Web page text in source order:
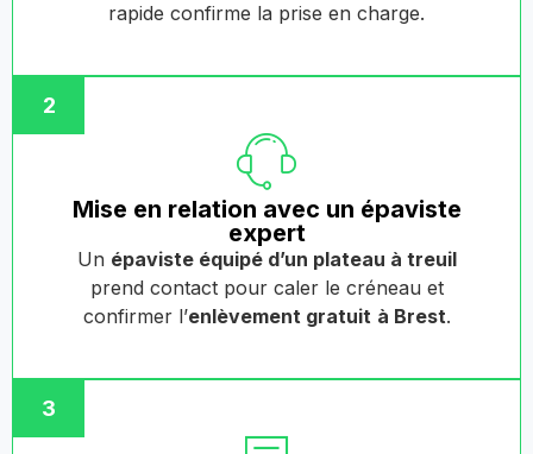
rapide confirme la prise en charge.
2
Mise en relation avec un épaviste
expert
Un épaviste équipé d’un plateau à treuil
prend contact pour caler le créneau et
confirmer l’enlèvement gratuit à Brest.
3